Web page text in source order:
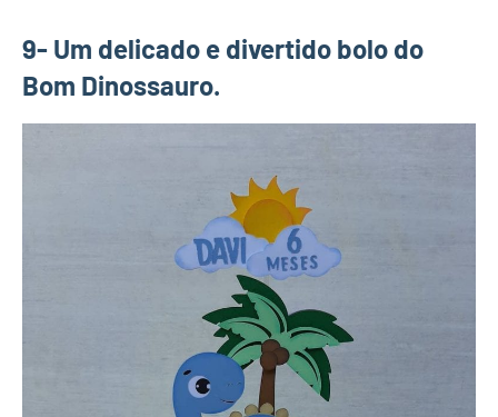
9- Um delicado e divertido bolo do
Bom Dinossauro.